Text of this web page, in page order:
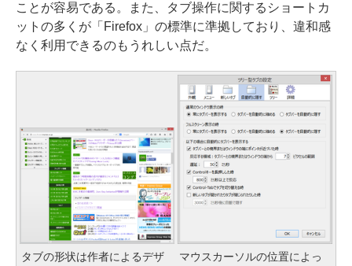
ことが容易である。また、タブ操作に関するショートカ
ットの多くが「Firefox」の標準に準拠しており、違和感
なく利用できるのもうれしい点だ。
タブの形状は作者によるデザ マウスカーソルの位置によっ